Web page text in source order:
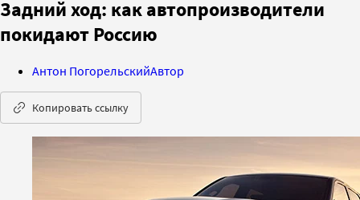
Задний ход: как автопроизводители
покидают Россию
Антон ПогорельскийАвтор
Копировать ссылку